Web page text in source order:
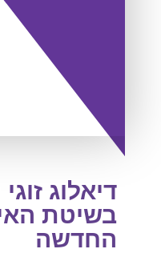
דיאלוג
בשיטת
החדשה